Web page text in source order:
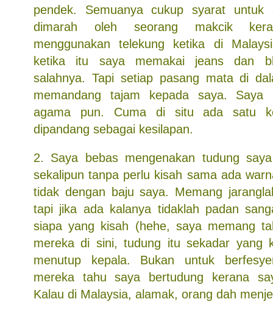
pendek. Semuanya cukup syarat untuk
dimarah oleh seorang makcik
menggunakan telekung ketika di
ketika itu saya memakai jeans dan
salahnya. Tapi setiap pasang mata di
memandang tajam kepada saya. Saya
agama pun. Cuma di situ ada satu
dipandang sebagai kesilapan.
2. Saya bebas mengenakan tudung
sekalipun tanpa perlu kisah sama ada
tidak dengan baju saya. Memang
tapi jika ada kalanya tidaklah padan
siapa yang kisah (hehe, saya memang
mereka di sini, tudung itu sekadar yang
menutup kepala. Bukan untuk
mereka tahu saya bertudung kerana
Kalau di Malaysia, alamak, orang dah